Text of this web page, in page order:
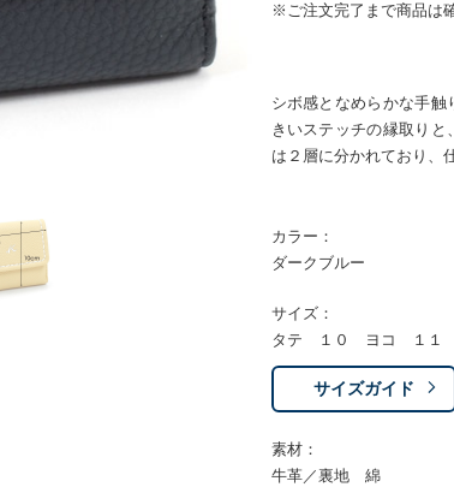
※ご注文完了まで商品は
シボ感となめらかな手
きいステッチの縁取り
は２層に分かれており、
カラー：
ダークブルー
サイズ：
タテ １０ ヨコ １１
サイズガイド
素材：
牛革／裏地 綿